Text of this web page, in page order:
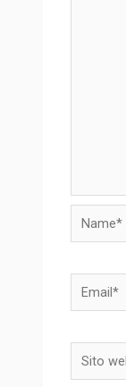
Name*
Email*
Sito
web